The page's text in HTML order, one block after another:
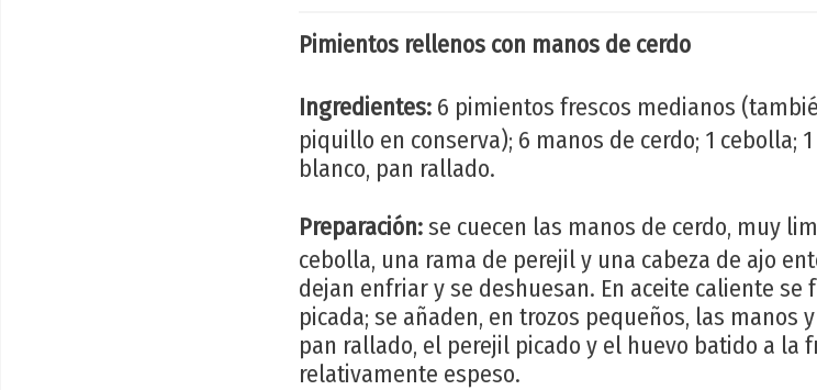
Pimientos rellenos con manos de cerdo
Ingredientes: 6 pimientos frescos medianos
piquillo en conserva); 6 manos de cerdo; 1 cebolla;
blanco, pan rallado.
Preparación:se cuecen las manos de cerdo, muy
cebolla, una rama de perejil y una cabeza de ajo
dejan enfriar y se deshuesan. En aceite caliente
picada; se añaden, en trozos pequeños, las manos
pan rallado, el perejil picado y el huevo batido a la
relativamente espeso.